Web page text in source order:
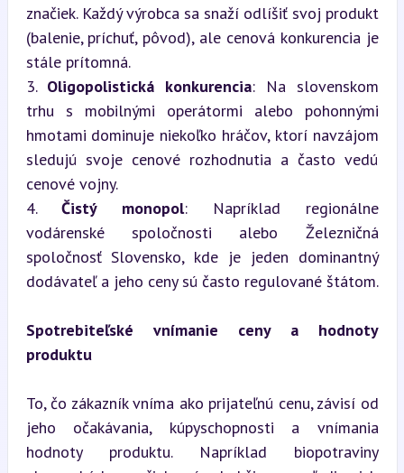
značiek. Každý výrobca sa snaží odlíšiť svoj produkt
(balenie, príchuť, pôvod), ale cenová konkurencia je
stále prítomná.
3. Oligopolistická konkurencia: Na slovenskom
trhu s mobilnými operátormi alebo pohonnými
hmotami dominuje niekoľko hráčov, ktorí navzájom
sledujú svoje cenové rozhodnutia a často vedú
cenové vojny.
4. Čistý monopol: Napríklad regionálne
vodárenské spoločnosti alebo Železničná
spoločnosť Slovensko, kde je jeden dominantný
dodávateľ a jeho ceny sú často regulované štátom.
Spotrebiteľské vnímanie ceny a hodnoty
produktu
To, čo zákazník vníma ako prijateľnú cenu, závisí od
jeho očakávania, kúpyschopnosti a vnímania
hodnoty produktu. Napríklad biopotraviny